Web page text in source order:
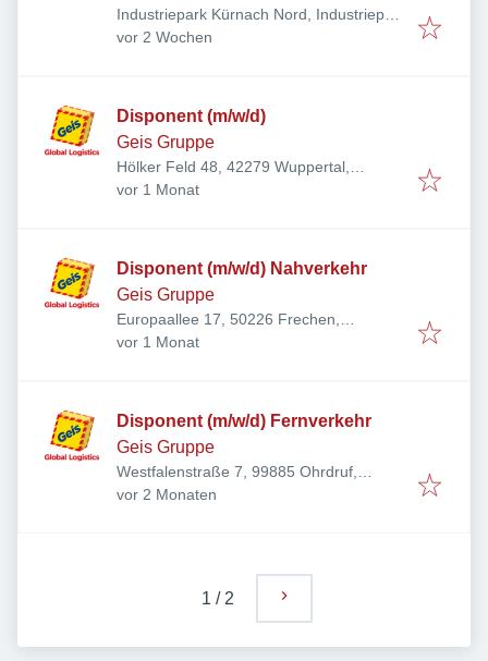
Industriepark Kürnach Nord, Industriepark
7-11, 97273 Kürnach, Deutschland
Veröffentlicht:
vor 2 Wochen
Disponent (m/w/d)
Geis Gruppe
Hölker Feld 48, 42279 Wuppertal,
Deutschland
Veröffentlicht
vor 1 Monat
Disponent (m/w/d) Nahverkehr
Geis Gruppe
Europaallee 17, 50226 Frechen,
Deutschland
Veröffentlicht
vor 1 Monat
Disponent (m/w/d) Fernverkehr
Geis Gruppe
Westfalenstraße 7, 99885 Ohrdruf,
Deutschland
Veröffentlicht:
vor 2 Monaten
1 / 2